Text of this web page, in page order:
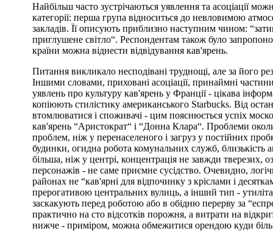
Найбільш часто зустрічаються уявлення та асоціації
категорії: перша група відноситься до невловимою
закладів. Її описують приблизно наступним чином:
приглушене світло“. Респондентам також було
країни можна віднести відвідування кав'ярень.
Питання викликало несподівані труднощі, але за його
Іншими словами, приховані асоціації, принаймні
уявлень про культуру кав'ярень у Франції - цікава
копіюють стилістику американського Starbucks. Від
втомлюватися і споживачі - цим пояснюється успіх
кав'ярень “Аристократ“ і “Донна Клара“. Проблеми
проблем, ніж у перенаселеного і загруз у постійних
будинки, огидна робота комунальних служб, близькість
більша, ніж у центрі, концентрація не завжди тверезих,
персонажів - не саме приємне сусідство. Очевидно,
районах не “кав'ярні для відпочинку з кріслами і
прерогативою центральних вулиць, а інший тип -
заскакують перед роботою або в обідню перерву за
практично на сто відсотків порожня, а витрати на
нижче - приміром, можна обмежитися орендою куди